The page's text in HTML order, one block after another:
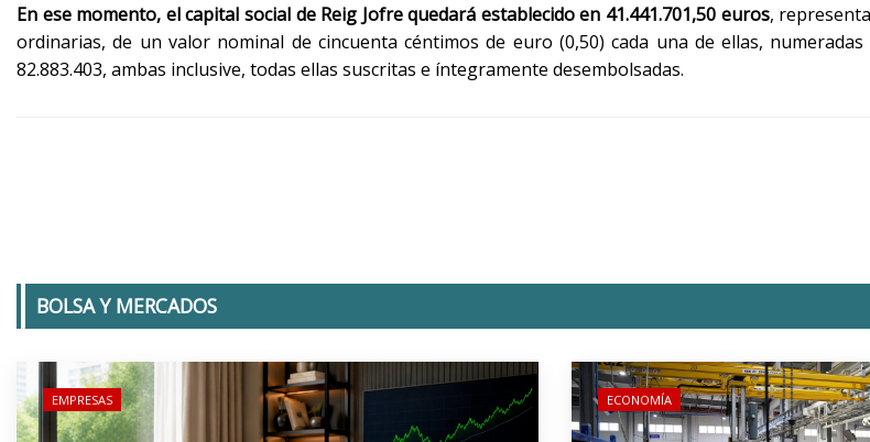
En ese momento, el capital social de Reig Jofre quedará establecido en 41.441.701,50 euros,
ordinarias, de un valor nominal de cincuenta céntimos de euro (0,50) cada una de ellas,
82.883.403, ambas inclusive, todas ellas suscritas e íntegramente desembolsadas.
BOLSA Y MERCADOS
EMPRESAS ECONOMÍA